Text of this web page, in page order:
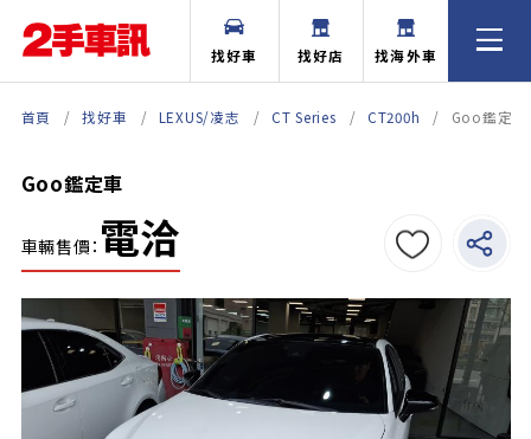
找好車 找好店 找海外車
首頁 找好車 LEXUS/凌志 CT Series CT200h Goo鑑定車
Goo鑑定車
車輛售價： 電洽